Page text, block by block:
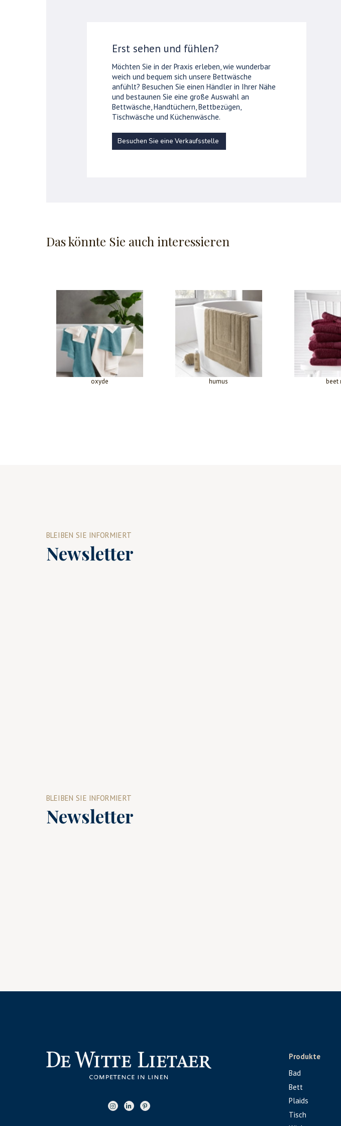
Erst sehen und fühlen?
Möchten Sie in der Praxis erleben, wie wunderbar
weich und bequem sich unsere Bettwäsche
anfühlt? Besuchen Sie einen Händler in Ihrer Nähe
und bestaunen Sie eine große Auswahl an
Bettwäsche, Handtüchern, Bettbezügen,
Tischwäsche und Küchenwäsche.
Besuchen Sie eine Verkaufsstelle
Das könnte Sie auch interessieren
oxyde humus beet
BLEIBEN SIE INFORMIERT
Newsletter
BLEIBEN SIE INFORMIERT
Newsletter
Produkte
Bad
Bett
Plaids
Tisch